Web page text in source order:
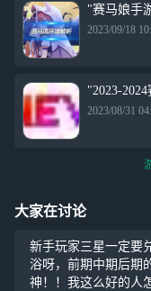
"赛马娘手
2023/09/18
"2023-
2023/08/31
大家在讨论
新手玩家三星一定要
浴呀，前期中期后期
神！！我这么好的人